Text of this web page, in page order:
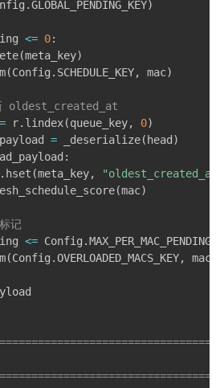
.GLOBAL_PENDING_KEY)
<= 0:
(meta_key)
(Config . SCHEDULE_KEY, mac)
oldest_created_at
= r. lindex(queue_key, 0)
= _deserialize(head)
:
hset (meta_key, "oldest_created_at"
(mac)
记
<= Config .MAX_PER_MAC_PENDING
(Config .OVERLOADED_MACS_KEY, mac